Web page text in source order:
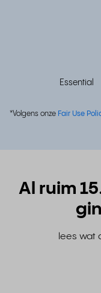
Essential
*Volgens onze Fair Use
Al ruim
lees wat